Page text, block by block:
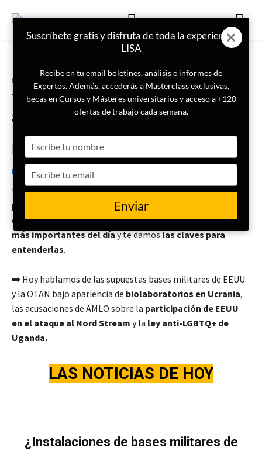
Portada
Las noticias de hoy: el mundo en
5 minutos
LISA News 23 de marzo de 2023
🗞️ En LISA News sabemos queno siempre tienes tiempo
para enterarte de todo lo que ocurre en el mundo
eso todos los días te traemos esta selección de lasnoticias
más importantes del díay te damoslasclaves para
entenderlas.
➡️ Hoy hablamos de las supuestas bases militares de EEUU
y la OTAN bajo apariencia de biolaboratorios en Ucrania,
las acusaciones de AMLO sobre la participación de EEUU
en el ataque al Nord Stream y la ley anti-LGBTQ+ de
Uganda.
LAS NOTICIAS DE HOY
¿Instalaciones de bases militares de
Suscríbete gratis y disfruta de toda la experiencia
LISA
Recibe en tu email boletines, análisis e informes de
Expertos. Además, accederás a Masterclass exclusivas,
becas en Cursos y Másteres universitarios y acceso a +120
ofertas de trabajo cada semana.
your
name
your
email
Enviar